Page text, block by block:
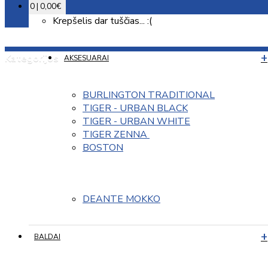
0 | 0,00€
Krepšelis dar tuščias... :(
Kategorijos AKSESUARAI
BURLINGTON TRADITIONAL
TIGER - URBAN BLACK
TIGER - URBAN WHITE
TIGER ZENNA
BOSTON
DEANTE MOKKO
BALDAI